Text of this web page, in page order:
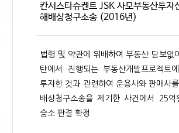
칸서스타슈켄트 JSK 사모부동산투자
해배상청구소송 (2016년)
법령 및 약관에 위배하여 부동산 담보없
탄에서 진행되는 부동산개발프로젝트
투자한 것과 관련하여 운용사와 판매사
배상청구소송을 제기한 사건에서 25
승소 판결 확정